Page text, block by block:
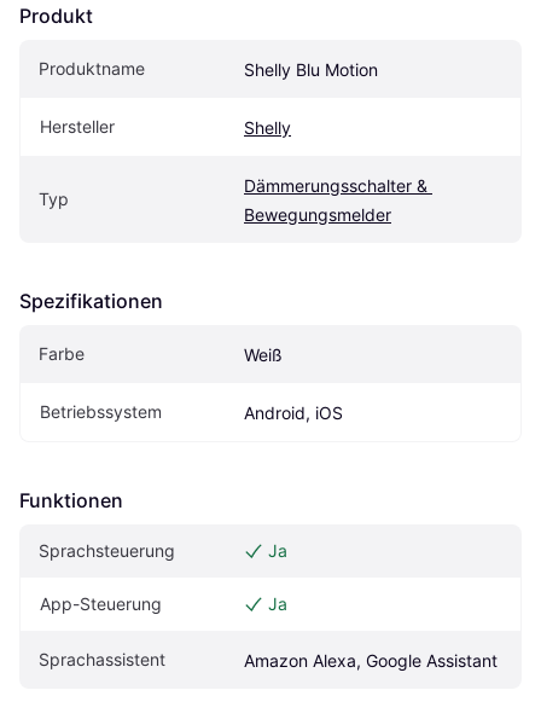
Produkt
Produktname Shelly Blu Motion
Hersteller Shelly
Typ
Dämmerungsschalter &
Bewegungsmelder
Spezifikationen
Farbe Weiß
Betriebssystem Android, iOS
Funktionen
Sprachsteuerung Ja
App-Steuerung Ja
Sprachassistent Amazon Alexa, Google Assistant